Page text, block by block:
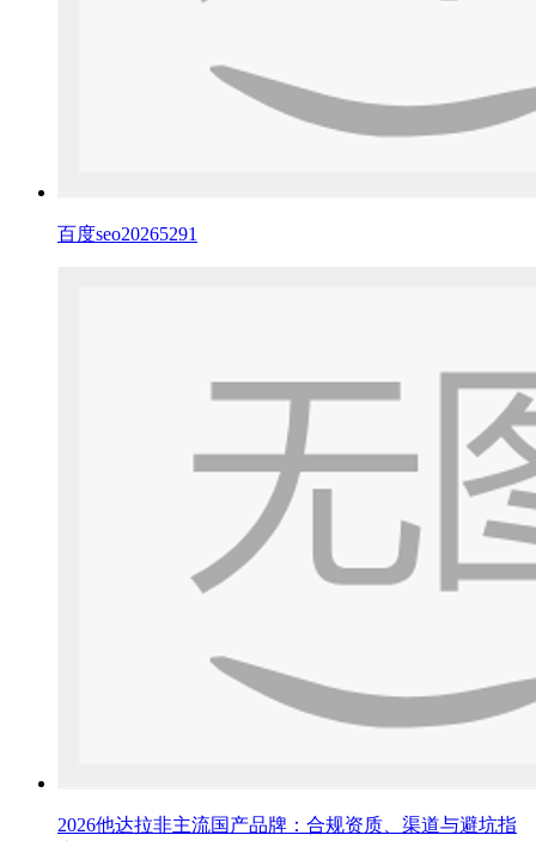
百度seo20265291
2026他达拉非主流国产品牌：合规资质、渠道与避坑指